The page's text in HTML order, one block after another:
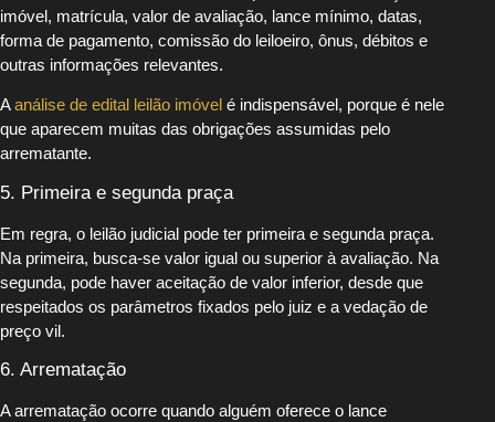
imóvel, matrícula, valor de avaliação, lance mínimo, datas,
forma de pagamento, comissão do leiloeiro, ônus, débitos e
outras informações relevantes.
Aanálise de edital leilão imóvel é indispensável, porque é nele
que aparecem muitas das obrigações assumidas pelo
arrematante.
5. Primeira e segunda praça
Em regra, o leilão judicial pode ter primeira e segunda praça.
Na primeira, busca-se valor igual ou superior à avaliação. Na
segunda, pode haver aceitação de valor inferior, desde que
respeitados os parâmetros fixados pelo juiz e a vedação de
preço vil.
6. Arrematação
A arrematação ocorre quando alguém oferece o lance